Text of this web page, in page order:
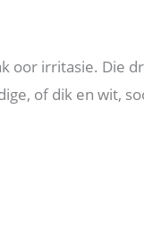
oor irritasie. Die
of dik en wit,